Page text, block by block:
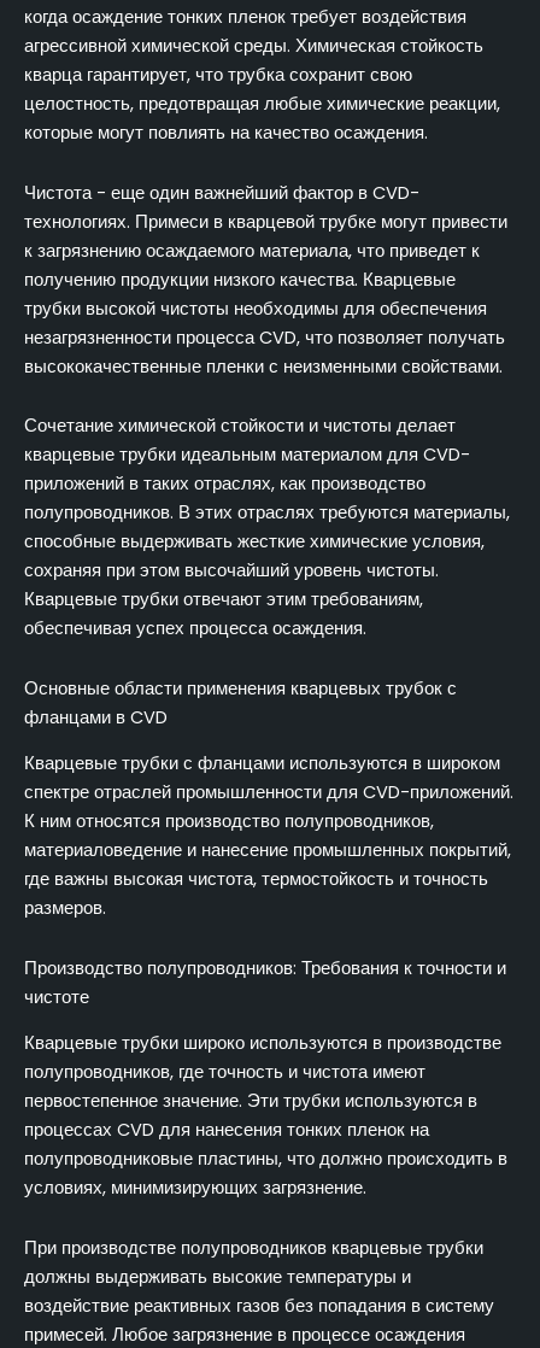
когда осаждение тонких пленок требует воздействия
агрессивной химической среды. Химическая стойкость
кварца гарантирует, что трубка сохранит свою
целостность, предотвращая любые химические реакции,
которые могут повлиять на качество осаждения.
Чистота - еще один важнейший фактор в CVD-
технологиях. Примеси в кварцевой трубке могут привести
к загрязнению осаждаемого материала, что приведет к
получению продукции низкого качества. Кварцевые
трубки высокой чистоты необходимы для обеспечения
незагрязненности процесса CVD, что позволяет получать
высококачественные пленки с неизменными свойствами.
Сочетание химической стойкости и чистоты делает
кварцевые трубки идеальным материалом для CVD-
приложений в таких отраслях, как производство
полупроводников. В этих отраслях требуются материалы,
способные выдерживать жесткие химические условия,
сохраняя при этом высочайший уровень чистоты.
Кварцевые трубки отвечают этим требованиям,
обеспечивая успех процесса осаждения.
Основные области применения кварцевых трубок с
фланцами в CVD
Кварцевые трубки с фланцами используются в широком
спектре отраслей промышленности для CVD-приложений.
К ним относятся производство полупроводников,
материаловедение и нанесение промышленных покрытий,
где важны высокая чистота, термостойкость и точность
размеров.
Производство полупроводников: Требования к точности и
чистоте
Кварцевые трубки широко используются в производстве
полупроводников, где точность и чистота имеют
первостепенное значение. Эти трубки используются в
процессах CVD для нанесения тонких пленок на
полупроводниковые пластины, что должно происходить в
условиях, минимизирующих загрязнение.
При производстве полупроводников кварцевые трубки
должны выдерживать высокие температуры и
воздействие реактивных газов без попадания в систему
примесей. Любое загрязнение в процессе осаждения